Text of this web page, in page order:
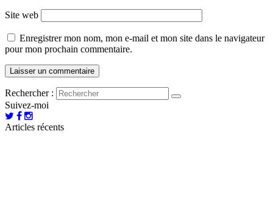
Site web
Enregistrer mon nom, mon e-mail et mon site dans le navigateur
pour mon prochain commentaire.
Rechercher :
Suivez-moi
Articles récents